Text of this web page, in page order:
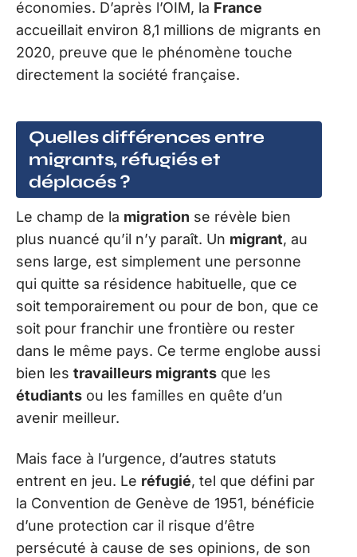
économies. D’après l’OIM, la France
accueillait environ 8,1 millions de migrants en
2020, preuve que le phénomène touche
directement la société française.
Quelles différences entre
migrants, réfugiés et
déplacés ?
Le champ de la migration se révèle bien
plus nuancé qu’il n’y paraît. Un migrant, au
sens large, est simplement une personne
qui quitte sa résidence habituelle, que ce
soit temporairement ou pour de bon, que ce
soit pour franchir une frontière ou rester
dans le même pays. Ce terme englobe aussi
bien les travailleurs migrants que les
étudiants ou les familles en quête d’un
avenir meilleur.
Mais face à l’urgence, d’autres statuts
entrent en jeu. Le réfugié, tel que défini par
la Convention de Genève de 1951, bénéficie
d’une protection car il risque d’être
persécuté à cause de ses opinions, de son